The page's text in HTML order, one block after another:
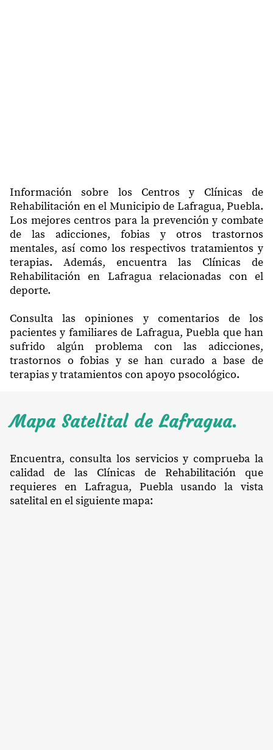
Información sobre los Centros y Clínicas de
Rehabilitación en el Municipio de Lafragua, Puebla.
Los mejores centros para la prevención y combate
de las adicciones, fobias y otros trastornos
mentales, así como los respectivos tratamientos y
terapias. Además, encuentra las Clínicas de
Rehabilitación en Lafragua relacionadas con el
deporte.
Consulta las opiniones y comentarios de los
pacientes y familiares de Lafragua, Puebla que han
sufrido algún problema con las adicciones,
trastornos o fobias y se han curado a base de
terapias y tratamientos con apoyo psocológico.
Mapa Satelital de Lafragua.
Encuentra, consulta los servicios y comprueba la
calidad de las Clínicas de Rehabilitación que
requieres en Lafragua, Puebla usando la vista
satelital en el siguiente mapa: